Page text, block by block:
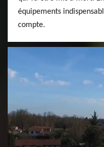
équipements
compte.